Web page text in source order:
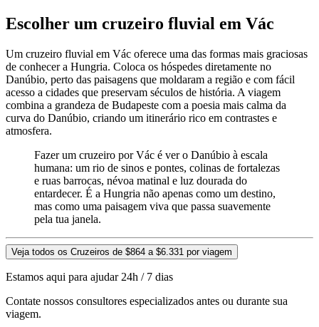
Escolher um cruzeiro fluvial em Vác
Um cruzeiro fluvial em Vác oferece uma das formas mais graciosas
de conhecer a Hungria. Coloca os hóspedes diretamente no
Danúbio, perto das paisagens que moldaram a região e com fácil
acesso a cidades que preservam séculos de história. A viagem
combina a grandeza de Budapeste com a poesia mais calma da
curva do Danúbio, criando um itinerário rico em contrastes e
atmosfera.
Fazer um cruzeiro por Vác é ver o Danúbio à escala
humana: um rio de sinos e pontes, colinas de fortalezas
e ruas barrocas, névoa matinal e luz dourada do
entardecer. É a Hungria não apenas como um destino,
mas como uma paisagem viva que passa suavemente
pela tua janela.
Veja todos os Cruzeiros de $864 a $6.331 por viagem
Estamos aqui para ajudar 24h / 7 dias
Contate nossos consultores especializados antes ou durante sua
viagem.